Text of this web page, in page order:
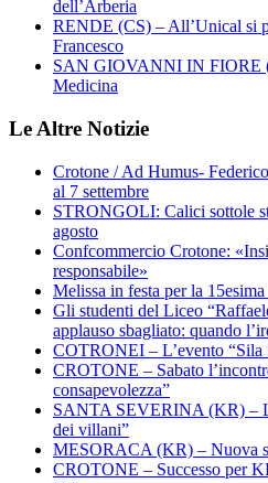
dell’Arberia
RENDE (CS) – All’Unical si
Francesco
SAN GIOVANNI IN FIORE
Medicina
Le Altre Notizie
Crotone / Ad Humus-
al 7 settembre
STRONGOLI: Calici sottole
agosto
Confcommercio Crotone:
responsabile»
Melissa in festa per la
Gli studenti del Liceo
applauso sbagliato: quando
COTRONEI – L’evento “Sila
CROTONE – Sabato
consapevolezza”
SANTA SEVERINA (KR) –
dei villani”
MESORACA (KR) – Nuova
CROTONE – Successo per